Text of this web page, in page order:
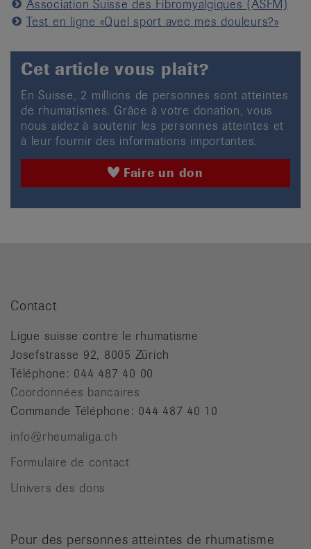
Association Suisse des Fibromyalgiques (ASFM)
Test en ligne «Quel sport avec mes douleurs?»
Cet article vous plaît?
En Suisse, 2 millions de personnes sont atteintes
de rhumatismes. Grâce à votre donation, vous
nous aidez à soutenir les personnes atteintes et
à leur fournir des informations importantes.
Faire un don
Contact
Ligue suisse contre le rhumatisme
Josefstrasse 92, 8005 Zürich
Téléphone: 044 487 40 00
Coordonnées bancaires
Commande Téléphone: 044 487 40 10
info@rheumaliga.ch
Formulaire de contact
Univers des dons
Pour des personnes atteintes de rhumatisme